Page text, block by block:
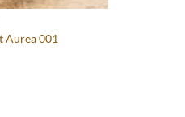
Aurea 001